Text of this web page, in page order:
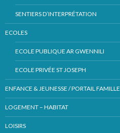
SENTIERS D’INTERPRÉTATION
ECOLES
ECOLE PUBLIQUE AR GWENNILI
ECOLE PRIVÉE ST JOSEPH
ENFANCE & JEUNESSE / PORTAIL FAMILLE
LOGEMENT – HABITAT
LOISIRS